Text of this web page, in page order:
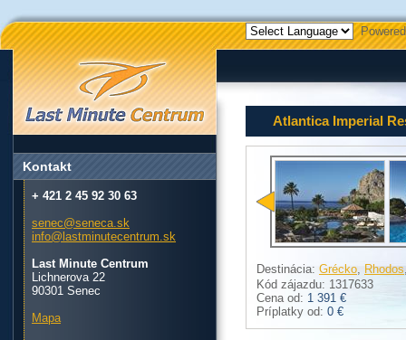
Atlantica Imperial
Destinácia: Grécko, Rhodos
Kód zájazdu: 1317633
Cena od: 1 391 €
Príplatky od: 0 €
Kontakt
+ 421 2 45 92 30 63
senec@seneca.sk
info@lastminutecentrum.sk
Last Minute Centrum
Lichnerova 22
90301 Senec
Mapa